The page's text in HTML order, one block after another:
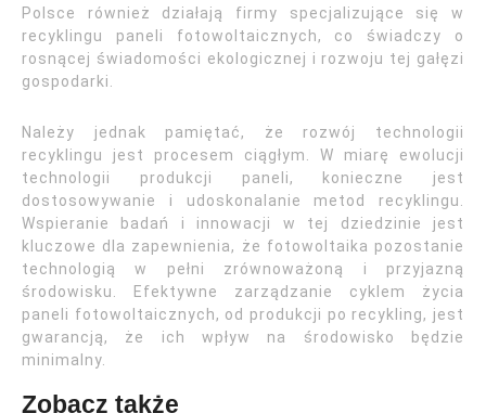
Polsce również działają firmy specjalizujące się w
recyklingu paneli fotowoltaicznych, co świadczy o
rosnącej świadomości ekologicznej i rozwoju tej gałęzi
gospodarki.
Należy jednak pamiętać, że rozwój technologii
recyklingu jest procesem ciągłym. W miarę ewolucji
technologii produkcji paneli, konieczne jest
dostosowywanie i udoskonalanie metod recyklingu.
Wspieranie badań i innowacji w tej dziedzinie jest
kluczowe dla zapewnienia, że fotowoltaika pozostanie
technologią w pełni zrównoważoną i przyjazną
środowisku. Efektywne zarządzanie cyklem życia
paneli fotowoltaicznych, od produkcji po recykling, jest
gwarancją, że ich wpływ na środowisko będzie
minimalny.
Zobacz także